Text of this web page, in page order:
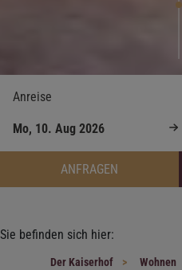
Anreise
ANFRAGEN
Sie befinden sich hier:
Der Kaiserhof Wohnen